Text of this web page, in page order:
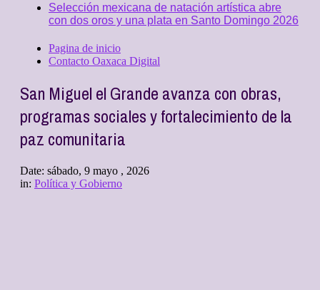
Selección mexicana de natación artística abre
con dos oros y una plata en Santo Domingo 2026
Pagina de inicio
Contacto Oaxaca Digital
San Miguel el Grande avanza con obras,
programas sociales y fortalecimiento de la
paz comunitaria
Date: sábado, 9 mayo , 2026
in: Política y Gobierno